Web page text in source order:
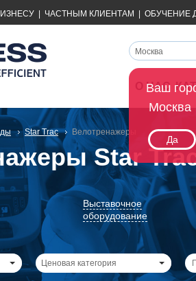
ЧАСТНЫМ КЛИЕНТАМ ОБУЧЕНИЕ
Ваш
Москва
Да
Москва
О НАС
Star Trac Велотренажеры
Star
Выставочное
оборудование
Ценовая категория